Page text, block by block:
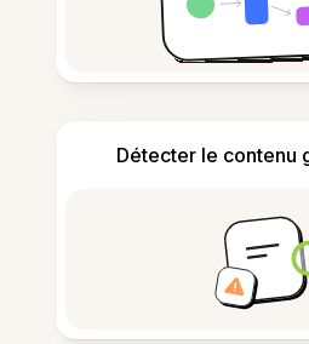
Détecter le contenu